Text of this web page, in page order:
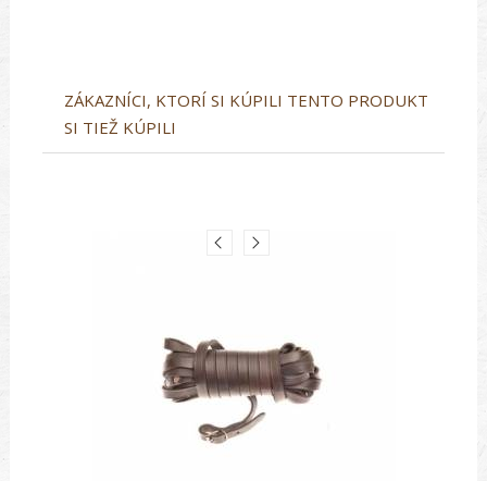
ZÁKAZNÍCI, KTORÍ SI KÚPILI TENTO PRODUKT
SI TIEŽ KÚPILI